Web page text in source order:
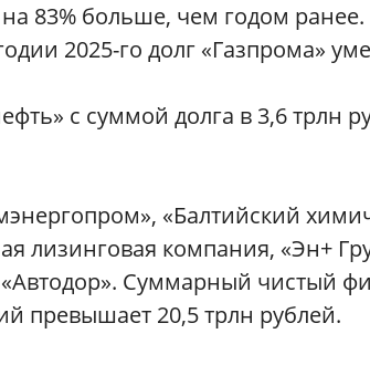
83% больше, чем годом
2025-го долг «Газпрома»
с суммой долга в 3,6 трлн
«Балтийский
лизинговая компания, «Эн+
Суммарный чистый
превышает 20,5 трлн рублей.